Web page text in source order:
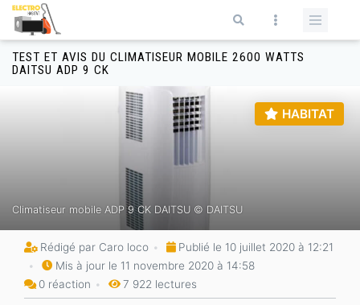
Aller au contenu principal
Formulaire de recherche
TEST ET AVIS DU CLIMATISEUR MOBILE 2600 WATTS
DAITSU ADP 9 CK
HABITAT
Climatiseur mobile ADP 9 CK DAITSU © DAITSU
Rédigé par Caro loco
Publié le 10 juillet 2020 à 12:21
Mis à jour le 11 novembre 2020 à 14:58
0 réaction
7 922 lectures